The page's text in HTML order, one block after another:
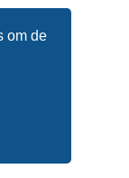
om de